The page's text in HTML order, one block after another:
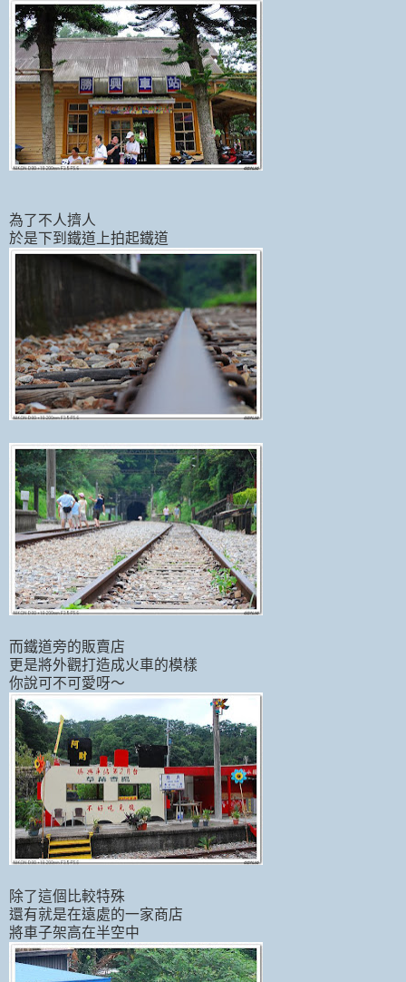
為了不人擠人
於是下到鐵道上拍起鐵道
而鐵道旁的販賣店
更是將外觀打造成火車的模樣
你說可不可愛呀～
除了這個比較特殊
還有就是在遠處的一家商店
將車子架高在半空中